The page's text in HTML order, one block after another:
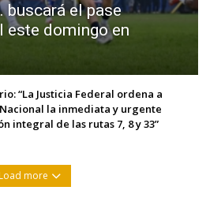
buscará el pase
este domingo en
“La Justicia Federal ordena a
la inmediata y urgente
integral de las rutas 7, 8 y 33”
Load more